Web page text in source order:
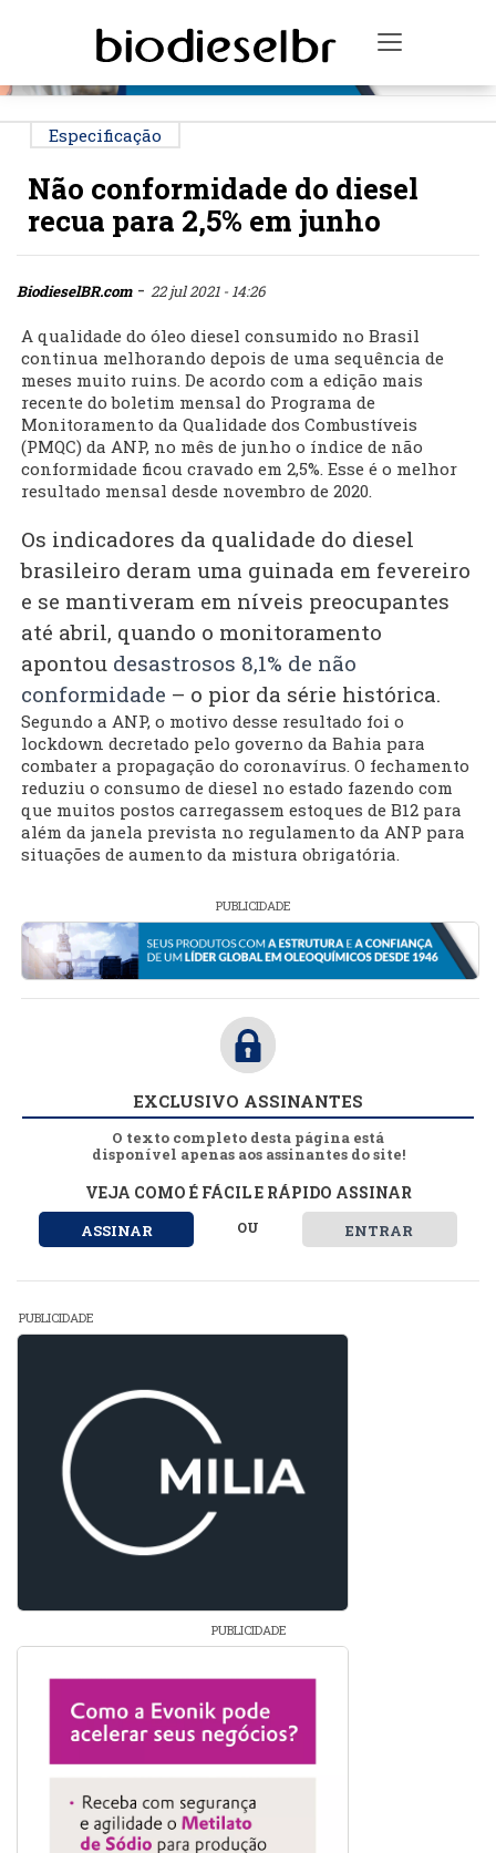
Toggle
Especificação
Não conformidade do diesel
recua para 2,5% em junho
BiodieselBR.com- 22 jul 2021 - 14:26
A qualidade do óleo diesel consumido no Brasil
continua melhorando depois de uma sequência de
meses muito ruins. De acordo com a edição mais
recente do boletim mensal do Programa de
Monitoramento da Qualidade dos Combustíveis
(PMQC) da ANP, no mês de junho o índice de não
conformidade ficou cravado em 2,5%. Esse é o melhor
resultado mensal desde novembro de 2020.
Os indicadores da qualidade do diesel
brasileiro deram uma guinada em fevereiro
e se mantiveram em níveis preocupantes
até abril, quando o monitoramento
apontou desastrosos 8,1% de não
conformidade – o pior da série histórica.
Segundo a ANP, o motivo desse resultado foi o
lockdown decretado pelo governo da Bahia para
combater a propagação do coronavírus. O fechamento
reduziu o consumo de diesel no estado fazendo com
que muitos postos carregassem estoques de B12 para
além da janela prevista no regulamento da ANP para
situações de aumento da mistura obrigatória.
PUBLICIDADE
EXCLUSIVO ASSINANTES
O texto completo desta página está
disponível apenas aos assinantes do site!
VEJA COMO É FÁCIL E RÁPIDO ASSINAR
ASSINAR OU ENTRAR
PUBLICIDADE
PUBLICIDADE